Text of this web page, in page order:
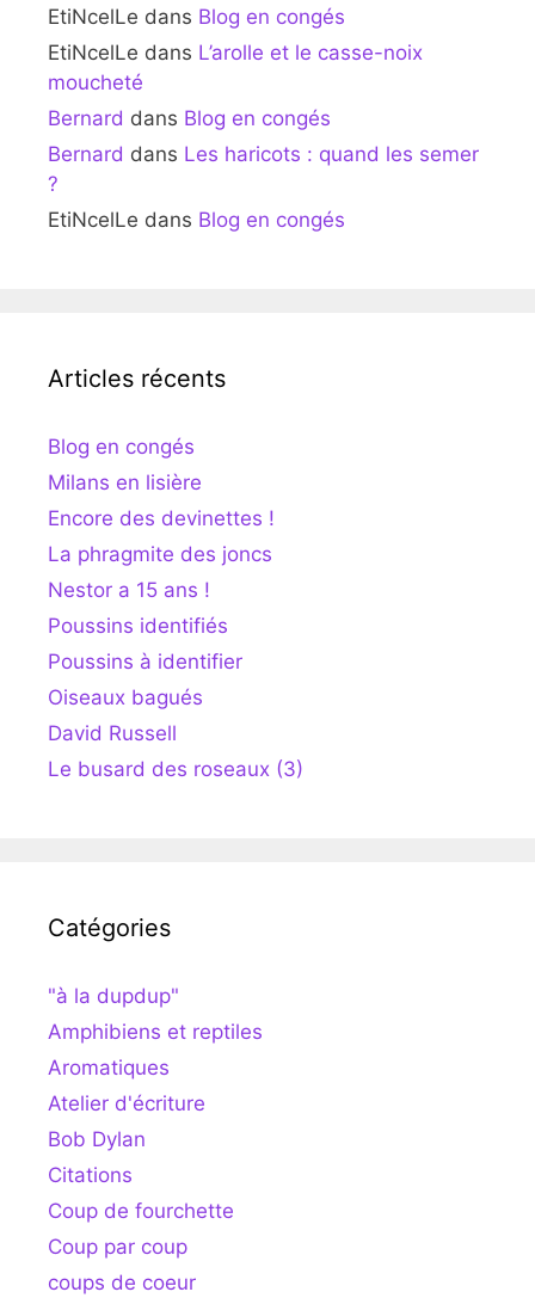
EtiNcelLe dans Blog en congés
EtiNcelLe dans L’arolle et le casse-noix
moucheté
Bernard dans Blog en congés
Bernard dans Les haricots : quand les semer
?
EtiNcelLe dans Blog en congés
Articles récents
Blog en congés
Milans en lisière
Encore des devinettes !
La phragmite des joncs
Nestor a 15 ans !
Poussins identifiés
Poussins à identifier
Oiseaux bagués
David Russell
Le busard des roseaux (3)
Catégories
"à la dupdup"
Amphibiens et reptiles
Aromatiques
Atelier d'écriture
Bob Dylan
Citations
Coup de fourchette
Coup par coup
coups de coeur